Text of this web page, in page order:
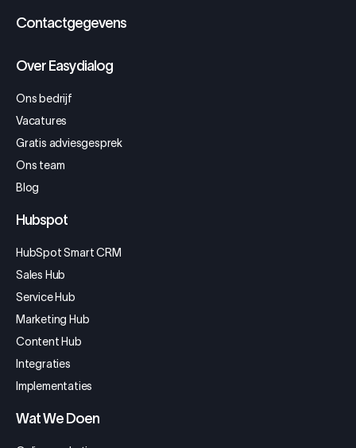
Contactgegevens
Over Easydialog
Ons bedrijf
Vacatures
Gratis adviesgesprek
Ons team
Blog
Hubspot
HubSpot Smart CRM
Sales Hub
Service Hub
Marketing Hub
Content Hub
Integraties
Implementaties
Wat We Doen